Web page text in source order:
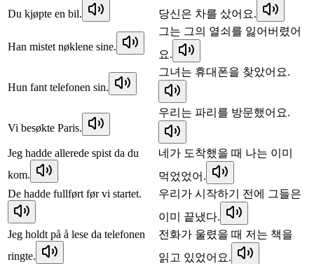
Du kjøpte en bil. 당신은 차를 샀어요.
Han mistet nøklene sine.
그는 그의 열쇠를 잃어버렸어
요.
Hun fant telefonen sin.
그녀는 휴대폰을 찾았어요.
Vi besøkte Paris.
우리는 파리를 방문했어요.
Jeg hadde allerede spist da du
kom.
네가 도착했을 때 나는 이미
먹었었어.
De hadde fullført før vi startet.
우리가 시작하기 전에 그들은
이미 끝냈다.
Jeg holdt på å lese da telefonen
ringte.
전화가 울렸을 때 저는 책을
읽고 있었어요.